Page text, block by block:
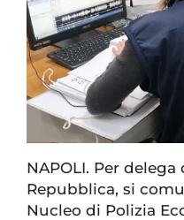
NAPOLI. Per
Repubblica, si
Nucleo di Polizia